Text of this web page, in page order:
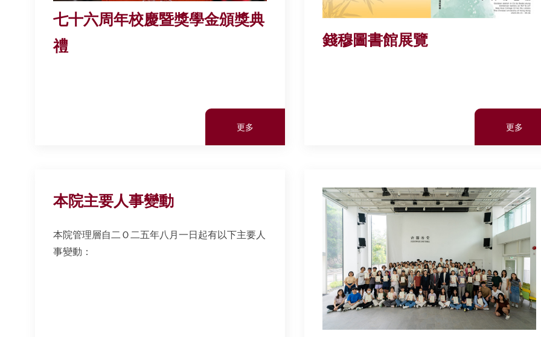
七十六周年校慶暨獎學金頒獎典
禮
更多
錢穆圖書館展覽
更多
本院主要人事變動
本院管理層自二Ｏ二五年八月一日起有以下主要人
事變動：